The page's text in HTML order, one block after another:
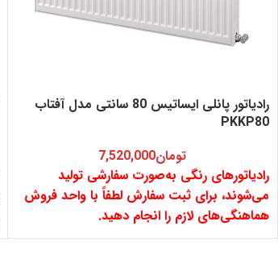
رادیاتور پانلی ایساتیس 80 سانتی مدل آفتاب
PKKP80
تومان7,520,000
رادیاتورهای رنگی به‌صورت سفارشی تولید
می‌شوند، برای ثبت سفارش لطفاً با واحد فروش
هماهنگی‌های لازم را انجام دهید.